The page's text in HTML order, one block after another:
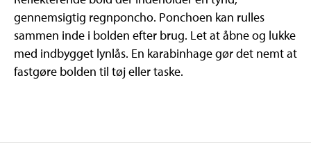
gennemsigtig regnponcho. Ponchoen kan rulles
sammen inde i bolden efter brug. Let at åbne og lukke
med indbygget lynlås. En karabinhage gør det nemt at
fastgøre bolden til tøj eller taske.